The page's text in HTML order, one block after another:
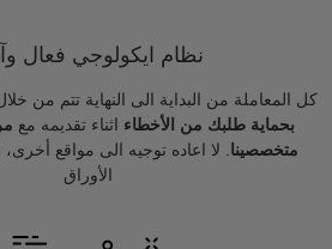
نظام ايكولوجي فعال
كل المعاملة من البداية الى النهاية تتم من
بحماية طلبك من الأخطاء اثناء تقديمه مع
متخصصينا . لا اعاده توجيه الى مواقع
الأوراق